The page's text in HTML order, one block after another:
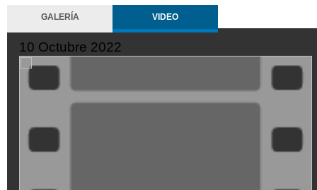
GALERÍA VIDEO
10 Octubre 2022
ZMtwiZ8t-